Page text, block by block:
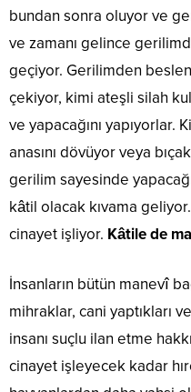
bundan sonra oluyor ve
ve zamanı gelince
geçiyor. Gerilimden
çekiyor, kimi ateşli silah
ve yapacağını yapıyorlar.
anasını dövüyor veya
gerilim sayesinde
kâtil olacak kıvama
cinayet işliyor. Kâtile de
İnsanların bütün manevî
mihraklar, cani yaptıkları
insanı suçlu ilan etme
cinayet işleyecek kadar